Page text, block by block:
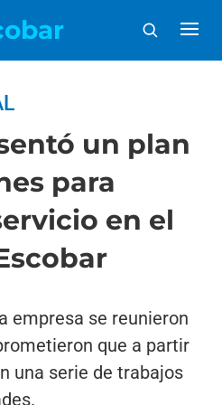
un plan
para
en el
empresa se reunieron
que a partir
una serie de trabajos